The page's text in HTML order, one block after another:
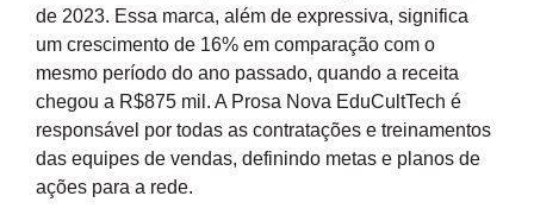
de 2023. Essa marca, além de expressiva, significa
um crescimento de 16% em comparação com o
mesmo período do ano passado, quando a receita
chegou a R$875 mil. A Prosa Nova EduCultTech é
responsável por todas as contratações e treinamentos
das equipes de vendas, definindo metas e planos de
ações para a rede.